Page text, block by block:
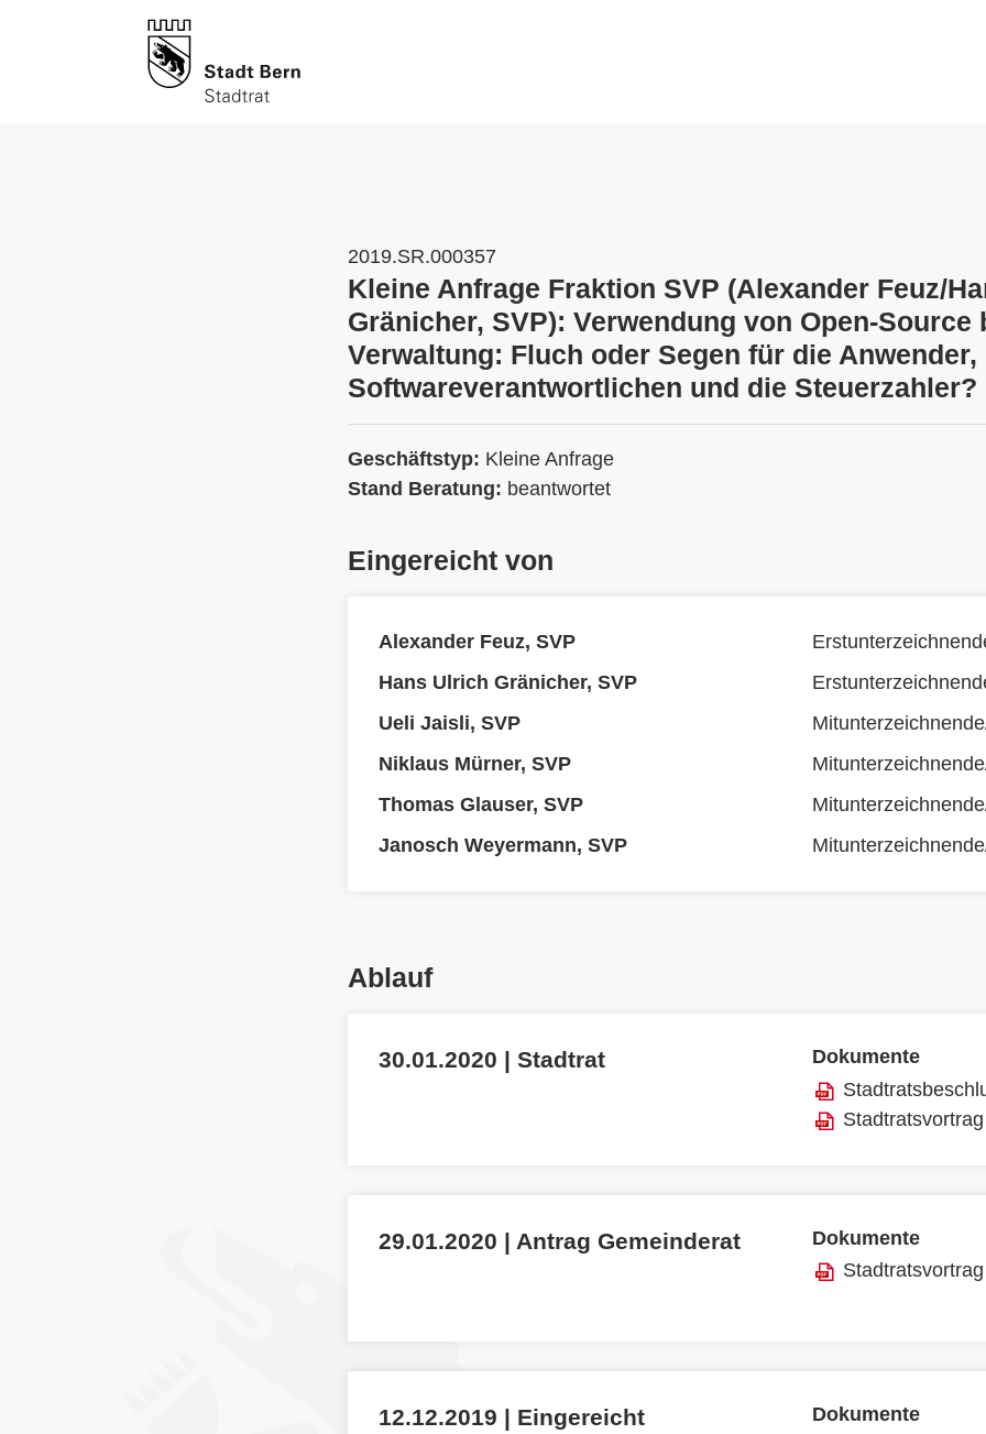
2019.SR.000357
Kleine Anfrage Fraktion SVP (Alexander Feuz/
Gränicher, SVP): Verwendung von Open-Source
Verwaltung: Fluch oder Segen für die Anwender,
Softwareverantwortlichen und die Steuerzahler?
Geschäftstyp: Kleine Anfrage
Stand Beratung: beantwortet
Eingereicht von
Alexander Feuz, SVP
Hans Ulrich Gränicher, SVP
Ueli Jaisli, SVP
Niklaus Mürner, SVP
Thomas Glauser, SVP
Janosch Weyermann, SVP
Ablauf
30.01.2020 | Stadtrat
Dokumente
Stadtratsvortrag
29.01.2020 | Antrag Gemeinderat
Dokumente
Stadtratsvortrag
12.12.2019 | Eingereicht
Dokumente